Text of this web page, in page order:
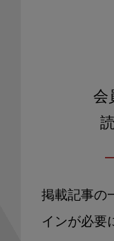
会
掲載記事の
インが必要